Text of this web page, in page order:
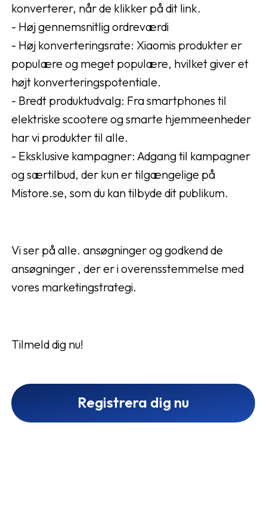
konverterer, når de klikker på dit link.
- Høj gennemsnitlig ordreværdi
- Høj konverteringsrate: Xiaomis produkter er
populære og meget populære, hvilket giver et
højt konverteringspotentiale.
- Bredt produktudvalg: Fra smartphones til
elektriske scootere og smarte hjemmeenheder
har vi produkter til alle.
- Eksklusive kampagner: Adgang til kampagner
og særtilbud, der kun er tilgængelige på
Mistore.se, som du kan tilbyde dit publikum.
Vi ser på alle. ansøgninger og godkend de
ansøgninger , der er i overensstemmelse med
vores marketingstrategi.
Tilmeld dig nu!
Registrera dig nu